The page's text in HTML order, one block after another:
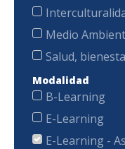
Medio
Salud,
Modalidad
B-Learning
E-Learning
E-Learning -